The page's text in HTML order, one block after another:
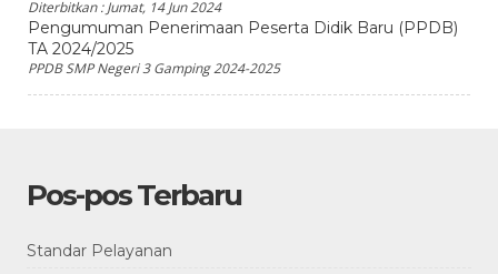
Diterbitkan :Jumat, 14 Jun 2024
Pengumuman Penerimaan Peserta Didik Baru (PPDB)
TA 2024/2025
PPDB SMP Negeri 3 Gamping 2024-2025
Pos-pos Terbaru
Standar Pelayanan